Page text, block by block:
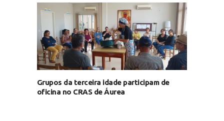
Grupos da terceira idade participam de
oficina no CRAS de Áurea